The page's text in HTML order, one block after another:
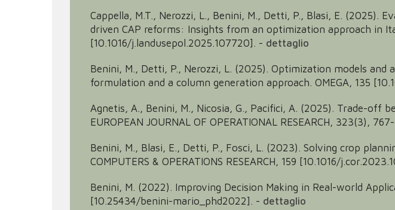
Cappella, M.T., Nerozzi, L., Benini, M., Detti, P., Blasi, E. (2025).
driven CAP reforms: Insights from an optimization approach in
[10.1016/j.landusepol.2025.107720]. - dettaglio
Benini, M., Detti, P., Nerozzi, L. (2025). Optimization models
formulation and a column generation approach. OMEGA, 135
Agnetis, A., Benini, M., Nicosia, G., Pacifici, A. (2025). Trade-
EUROPEAN JOURNAL OF OPERATIONAL RESEARCH, 323(3),
Benini, M., Blasi, E., Detti, P., Fosci, L. (2023). Solving crop
COMPUTERS & OPERATIONS RESEARCH, 159 [10.1016/
Benini, M. (2022). Improving Decision Making in Real-world
[10.25434/benini-mario_phd2022]. - dettaglio